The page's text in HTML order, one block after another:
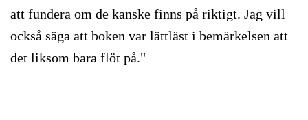
att fundera om de kanske finns på riktigt. Jag vill
också säga att boken var lättläst i bemärkelsen att
det liksom bara flöt på."